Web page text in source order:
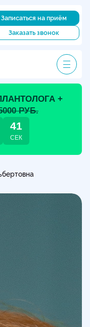
Записаться на приём
Заказать звонок
+
РУБ.
39
СЕК